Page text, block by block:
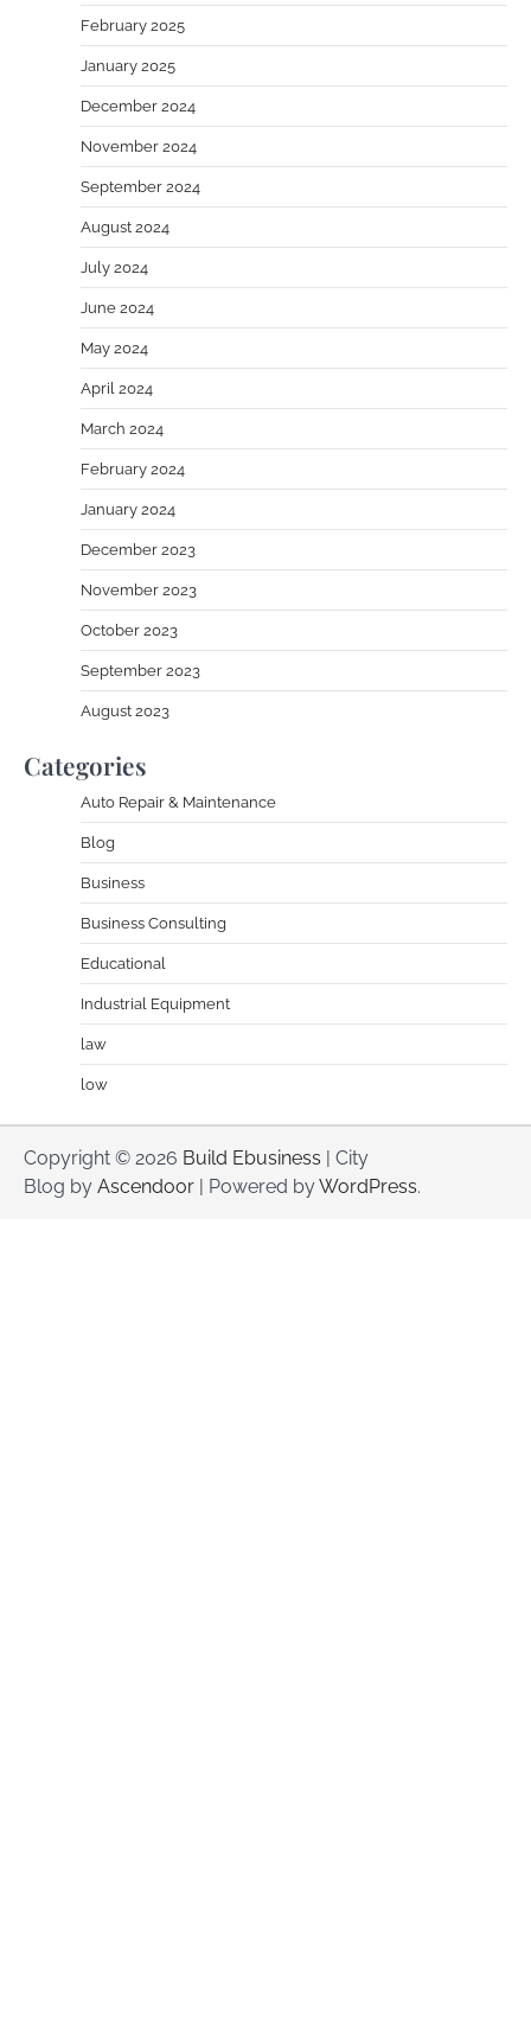
February 2025
January 2025
December 2024
November 2024
September 2024
August 2024
July 2024
June 2024
May 2024
April 2024
March 2024
February 2024
January 2024
December 2023
November 2023
October 2023
September 2023
August 2023
Categories
Auto Repair & Maintenance
Blog
Business
Business Consulting
Educational
Industrial Equipment
law
low
Copyright © 2026 Build Ebusiness | City
Blog by Ascendoor | Powered byWordPress.